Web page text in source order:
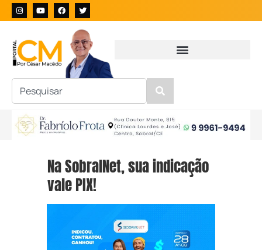
Na SobralNet, sua indicação
vale PIX!